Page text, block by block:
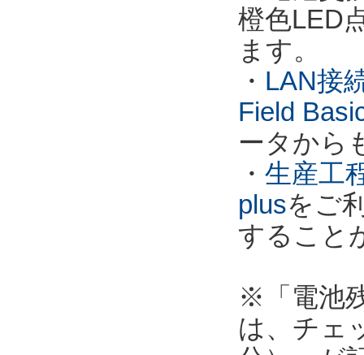
橙色LED
ます。
・ LAN接
Field
ータから
・ 生産工
plusをご
すること
※「電池
は、チェ